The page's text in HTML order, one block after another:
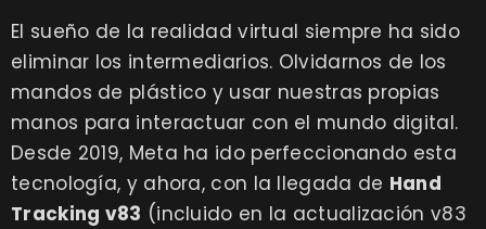
El sueño de la realidad virtual siempre ha sido
eliminar los intermediarios. Olvidarnos de los
mandos de plástico y usar nuestras propias
manos para interactuar con el mundo digital.
Desde 2019, Meta ha ido perfeccionando esta
tecnología, y ahora, con la llegada de Hand
Tracking v83 (incluido en la actualización v83